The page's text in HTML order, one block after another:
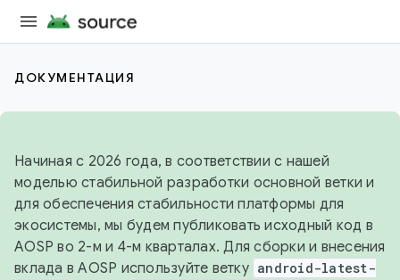
ДОКУМЕНТАЦИЯ
Начиная с 2026 года, в соответствии с нашей
моделью стабильной разработки основной ветки и
для обеспечения стабильности платформы для
экосистемы, мы будем публиковать исходный код в
AOSP во 2-м и 4-м кварталах. Для сборки и внесения
вклада в AOSP используйте ветку android-latest-